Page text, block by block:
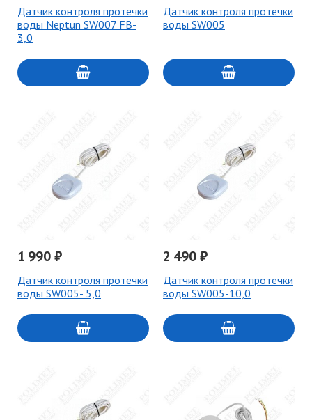
Датчик контроля протечки
воды Neptun SW007 FB-
3,0
Датчик контроля протечки
воды SW005
1 990 ₽
Датчик контроля протечки
воды SW005- 5,0
2 490 ₽
Датчик контроля протечки
воды SW005-10,0